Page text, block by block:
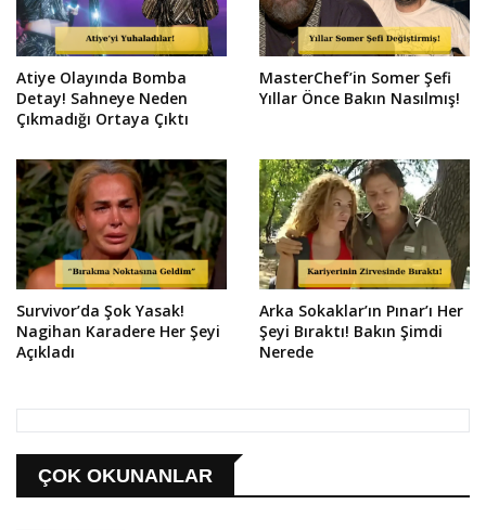
Atiye Olayında Bomba
Detay! Sahneye Neden
Çıkmadığı Ortaya Çıktı
MasterChef’in Somer Şefi
Yıllar Önce Bakın Nasılmış!
Survivor’da Şok Yasak!
Nagihan Karadere Her Şeyi
Açıkladı
Arka Sokaklar’ın Pınar’ı Her
Şeyi Bıraktı! Bakın Şimdi
Nerede
ÇOK OKUNANLAR